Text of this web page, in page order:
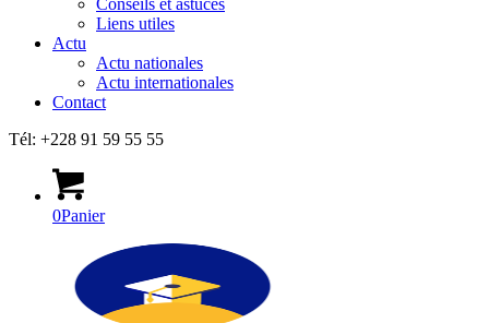
Conseils et astuces
Liens utiles
Actu
Actu nationales
Actu internationales
Contact
Tél: +228 91 59 55 55
0Panier